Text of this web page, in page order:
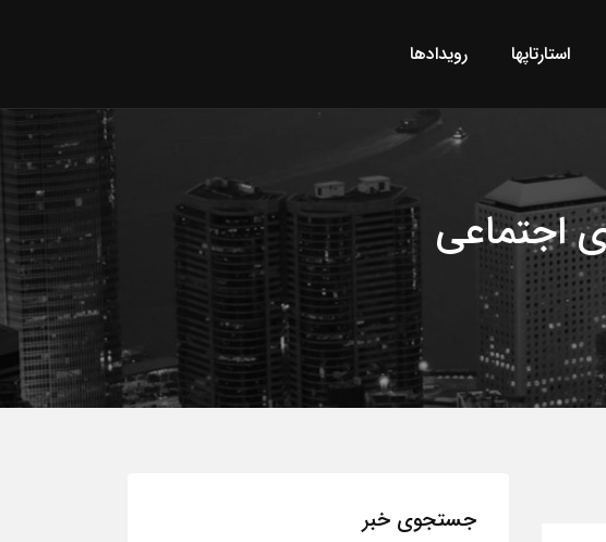
استارتاپها رویدادها
اجتماعی
جستجوی خبر